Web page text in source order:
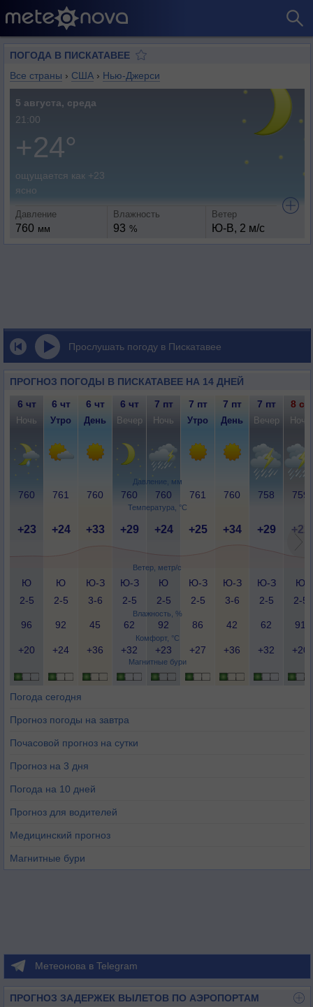
ПОГОДА В ПИСКАТАВЕЕ
Все страны › США › Нью-Джерси
5 августа, среда
21:00
+24°
ощущается как +23
ясно
Давление
760 мм
Влажность
93 %
Ветер
Ю-В, 2 м/с
Прослушать погоду в Пискатавее
ПРОГНОЗ ПОГОДЫ В ПИСКАТАВЕЕ НА 14 ДНЕЙ
Давление, мм
Температура, °C
Ветер, метр/с
Влажность, %
Комфорт, °C
Магнитные бури
6 чт 6 чт 6 чт 6 чт 7 пт 7 пт 7 пт 7 пт 8 сб
Ночь Утро День Вечер Ночь Утро День Вечер Ночь
760 761 760 760 760 761 760 758 759
+23 +24 +33 +29 +24 +25 +34 +29 +22
Ю
2-5
Ю
2-5
Ю-З
3-6
Ю-З
2-5
Ю
2-5
Ю-З
2-5
Ю-З
3-6
Ю-З
2-5
Ю
2-5
96 92 45 62 92 86 42 62 91
+20 +24 +36 +32 +23 +27 +36 +32 +20
Погода сегодня
Прогноз погоды на завтра
Почасовой прогноз на сутки
Прогноз на 3 дня
Погода на 10 дней
Прогноз для водителей
Медицинский прогноз
Магнитные бури
Метеонова в Telegram
ПРОГНОЗ ЗАДЕРЖЕК ВЫЛЕТОВ ПО АЭРОПОРТАМ